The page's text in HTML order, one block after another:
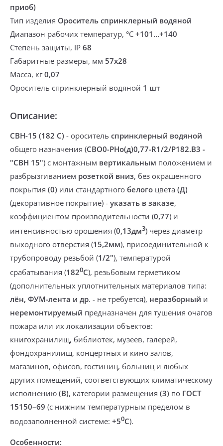
приоб)
Тип изделия Ороситель спринклерный водяной
Диапазон рабочих температур, °С +101...+140
Степень защиты, IP 68
Габаритные размеры, мм 57х28
Масса, кг0,07
Ороситель спринклерный водяной 1 шт
Описание:
СВН-15 (182 С) - ороситель спринклерный водяной
общего назначения (CBO0-PНо(д)0,77-R1/2/P182.B3 -
"CBН 15") с монтажным вертикальным положением и
разбрызгиванием розеткой вниз, без окрашенного
покрытия (0) или стандартного белого цвета (Д)
(декоративное покрытие) - указать в заказе,
коэффициентом производительности (0,77) и
интенсивностью орошения (0,13дм3) через диаметр
выходного отверстия (15,2мм), присоединительной к
трубопроводу резьбой (1/2"), температурой
срабатывания (1820С), резьбовым герметиком
(дополнительных уплотнительных материалов типа:
лён, ФУМ-лента и др. - не требуется), неразборный и
неремонтируемый предназначен для тушения очагов
пожара или их локализации объектов:
книгохранилищ, библиотек, музеев, галерей,
фондохранилищ, концертных и кино залов,
магазинов, офисов, гостиниц, больниц и любых
других помещений, соответствующих климатическому
исполнению (В), категории размещения (3) по ГОСТ
15150–69 (с нижним температурным пределом в
водозаполненной системе: +50С).
Особенности: